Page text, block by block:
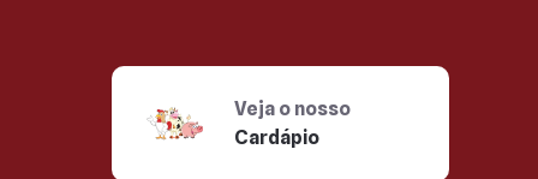
Veja o nosso
Cardápio